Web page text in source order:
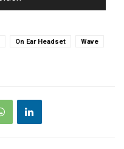
On Ear Headset Wave